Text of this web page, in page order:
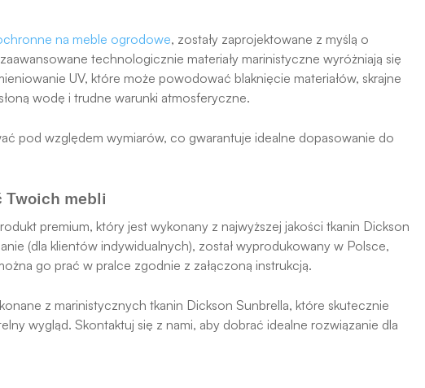
na meble ogrodowe, zostały zaprojektowane z myślą o
technologicznie materiały marinistyczne wyróżniają się
UV, które może powodować blaknięcie materiałów, skrajne
wodę i trudne warunki atmosferyczne.
pod względem wymiarów, co gwarantuje idealne dopasowanie do
Twoich mebli
premium, który jest wykonany z najwyższej jakości tkanin Dickson
(dla klientów indywidualnych), został wyprodukowany w Polsce,
go prać w pralce zgodnie z załączoną instrukcją.
z marinistycznych tkanin Dickson Sunbrella, które skutecznie
wygląd. Skontaktuj się z nami, aby dobrać idealne rozwiązanie dla